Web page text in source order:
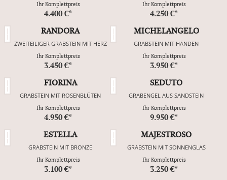
Ihr Komplettpreis
4.400 €*
Ihr Komplettpreis
4.250 €*
RANDORA
ZWEITEILIGER GRABSTEIN MIT HERZ
Ihr Komplettpreis
3.450 €*
MICHELANGELO
GRABSTEIN MIT HÄNDEN
Ihr Komplettpreis
3.950 €*
FIORINA
GRABSTEIN MIT ROSENBLÜTEN
Ihr Komplettpreis
4.950 €*
SEDUTO
GRABENGEL AUS SANDSTEIN
Ihr Komplettpreis
9.950 €*
ESTELLA
GRABSTEIN MIT BRONZE
Ihr Komplettpreis
3.100 €*
MAJESTROSO
GRABSTEIN MIT SONNENGLAS
Ihr Komplettpreis
3.250 €*